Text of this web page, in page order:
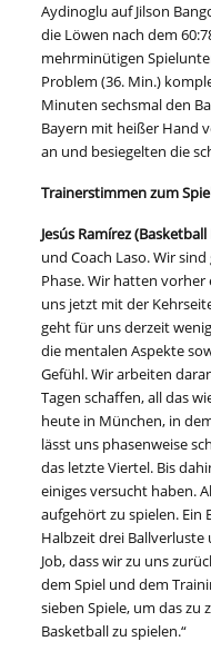
Aydinoglu auf Jilson
die Löwen nach dem
mehrminütigen
Problem (36. Min.)
Minuten sechsmal den
Bayern mit heißer Hand
an und besiegelten die
Trainerstimmen zum
Jesús Ramírez
und Coach Laso. Wir
Phase. Wir hatten
uns jetzt mit der
geht für uns derzeit
die mentalen Aspekte
Gefühl. Wir arbeiten
Tagen schaffen, all das
heute in München, in
lässt uns phasenweise
das letzte Viertel. Bis
einiges versucht haben.
aufgehört zu spielen. Ein
Halbzeit drei Ballverluste
Job, dass wir zu uns
dem Spiel und dem
sieben Spiele, um das zu
Basketball zu spielen.“